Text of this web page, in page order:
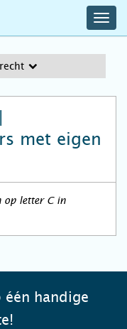
met eigen
op letter C in
handige